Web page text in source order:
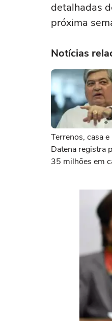
detalhadas
próxima
Notícias
Terrenos, casa
Datena registra
35 milhões em